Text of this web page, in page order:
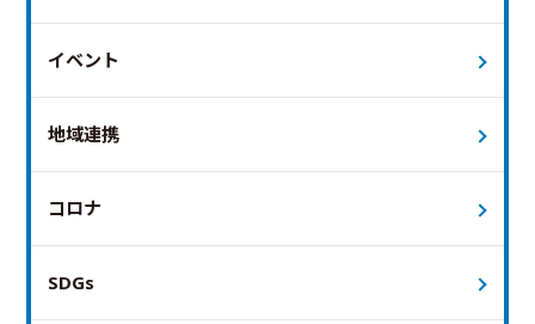
イベント
地域連携
コロナ
SDGs